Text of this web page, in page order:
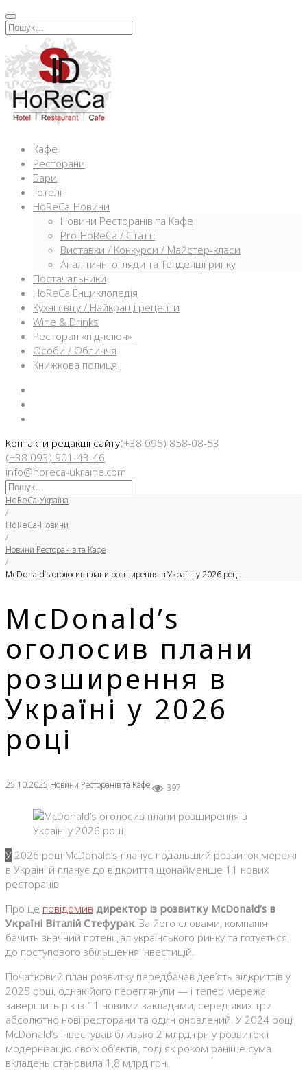
Перейти
к
содержимому
Искать:
Кафе
Ресторани
Бари
Готелі
HoReCa-Новини
Новини Ресторанів та Кафе
Pro-HoReCa / Статті
Виставки / Конкурси / Майстер-класи
Аналітичні огляди та Тенденції ринку
Постачальники
HoReCa Енциклопедія
Кухні світу / Найкращі рецепти
Wine & Drinks
Ресторан «під-ключ»
Особи / Обличчя
Книжкова полиця
Контакти редакції сайту(+38 095) 858-08-53
(+38 093) 901-43-46
info@horeca-ukraine.com
Искать:
HoReCa-Україна
/
HoReCa-Новини
/
Новини Ресторанів та Кафе
/
McDonald’s оголосив плани розширення в Україні у 2026 році
McDonald’s
оголосив плани
розширення в
Україні у 2026
році
25.10.2025 Новини Ресторанів та Кафе 397
У 2026 році McDonald’s планує подальший розвиток мережі
в Україні й планує до відкриття щонайменше 11 нових
ресторанів.
Про це повідомив директор із розвитку McDonald’s в
Україні Віталій Стефурак. За його словами, компанія
бачить значний потенціал українського ринку та готується
до поступового збільшення інвестицій.
Початковий план розвитку передбачав дев’ять відкриттів у
2025 році, однак його переглянули — і тепер мережа
завершить рік із 11 новими закладами, серед яких три
абсолютно нові ресторани та один оновлений. У 2024 році
McDonald’s інвестував близько 2 млрд грн у розвиток і
модернізацію своїх об’єктів, тоді як роком раніше сума
вкладень становила 1,8 млрд грн.